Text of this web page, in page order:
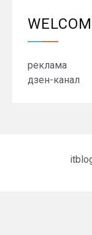
реклама
дзен-канал